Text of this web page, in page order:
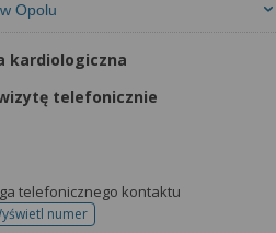
Opolu
kardiologiczna
telefonicznie
telefonicznego kontaktu
numer
telefonu do rejestracji